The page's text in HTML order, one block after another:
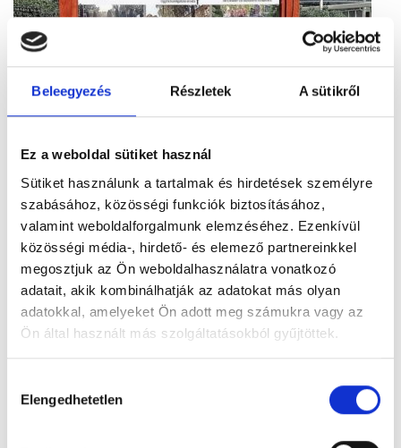
Beleegyezés Részletek A sütikről
Ez a weboldal sütiket használ
Sütiket használunk a tartalmak és hirdetések személyre
szabásához, közösségi funkciók biztosításához,
valamint weboldalforgalmunk elemzéséhez. Ezenkívül
közösségi média-, hirdető- és elemező partnereinkkel
megosztjuk az Ön weboldalhasználatra vonatkozó
adatait, akik kombinálhatják az adatokat más olyan
adatokkal, amelyeket Ön adott meg számukra vagy az
Ön által használt más szolgáltatásokból gyűjtöttek.
kiválasztása
Elengedhetetlen
Figyelem! Módosul a Pécsi Köztemető
A tartós hőhullám miatt bevezetett
takarékossági intézkedések részeként módosul
a Pécsi Köztemető ügyfélszolgálatának
nyitvatartása: 2026. augusztus 3–8. között,
hétfőtől szombatig 12 óráig várják az ügyfeleket.
Tovább